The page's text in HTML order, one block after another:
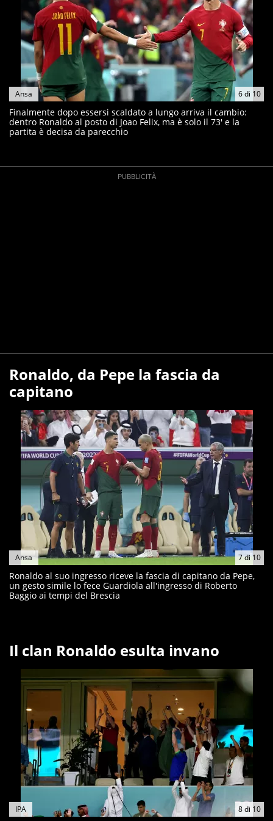
6di 10
Ansa
Finalmente dopo essersi scaldato a lungo arriva il cambio:
dentro Ronaldo al posto di Joao Felix, ma è solo il 73' e la
partita è decisa da parecchio
Ronaldo, da Pepe la fascia da
capitano
7di10
Ansa
Ronaldo al suo ingresso riceve la fascia di capitano da Pepe,
un gesto simile lo fece Guardiola all'ingresso di Roberto
Baggio ai tempi del Brescia
Il clan Ronaldo esulta invano
8di 10
IPA